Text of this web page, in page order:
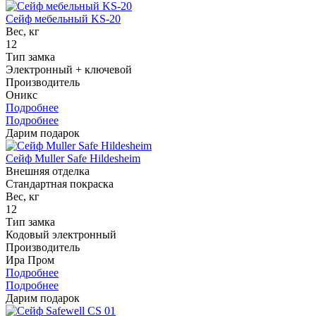
Сейф мебельный KS-20
Вес, кг
12
Тип замка
Электронный + ключевой
Производитель
Оникс
Подробнее
Подробнее
Дарим подарок
Сейф Muller Safe Hildesheim
Внешняя отделка
Стандартная покраска
Вес, кг
12
Тип замка
Кодовый электронный
Производитель
Ира Пром
Подробнее
Подробнее
Дарим подарок